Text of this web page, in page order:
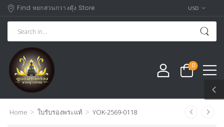
Find หยกสวนกวางตุัง Store USD
0
Home > ใบรับรองพระแท้ > YOK-2569-0118